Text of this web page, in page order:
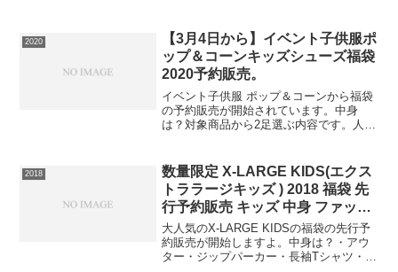
在庫確認をしてみる必ず手に入れたい人
は早め...
2020
【3月4日から】イベント子供服ポ
ップ＆コーンキッズシューズ福袋
2020予約販売。
イベント子供服 ポップ＆コーンから福袋
の予約販売が開始されています。中身
は？対象商品から2足選ぶ内容です。人気
確認をしてみる販売期間は3月11日まで。
この福袋は送料無...
2018
数量限定 X-LARGE KIDS(エクス
トララージキッズ ) 2018 福袋 先
行予約販売 キッズ 中身 ファッシ
ョン
大人気のX-LARGE KIDSの福袋の先行予
約販売が開始しますよ。中身は？・アウ
ター・ジップパーカー・長袖Tシャツ・ト